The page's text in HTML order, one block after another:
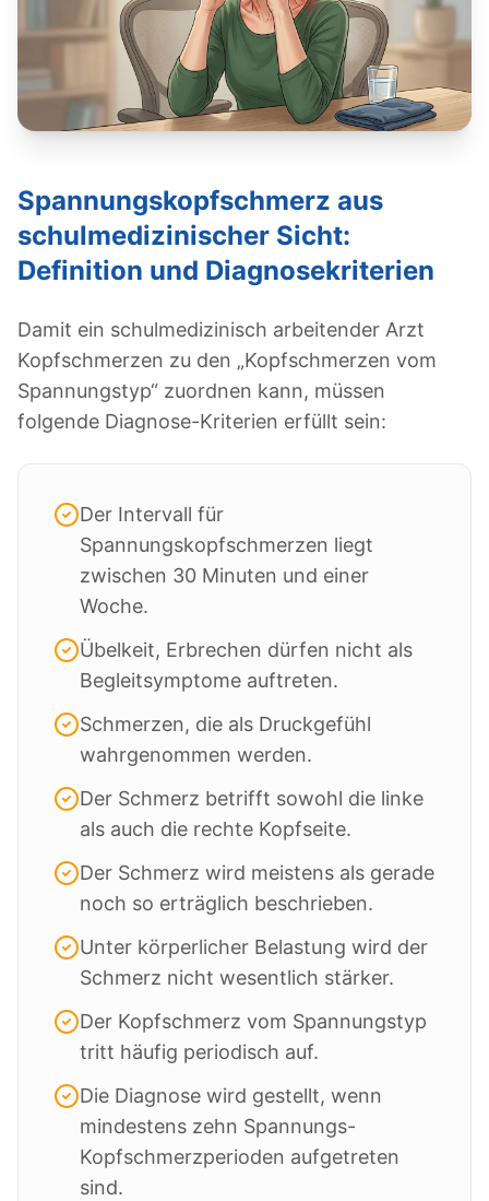
Spannungskopfschmerz aus
schulmedizinischer Sicht:
Definition und Diagnosekriterien
Damit ein schulmedizinisch arbeitender Arzt
Kopfschmerzen zu den „Kopfschmerzen vom
Spannungstyp“ zuordnen kann, müssen
folgende Diagnose-Kriterien erfüllt sein:
Der Intervall für
Spannungskopfschmerzen liegt
zwischen 30 Minuten und einer
Woche.
Übelkeit, Erbrechen dürfen nicht als
Begleitsymptome auftreten.
Schmerzen, die als Druckgefühl
wahrgenommen werden.
Der Schmerz betrifft sowohl die linke
als auch die rechte Kopfseite.
Der Schmerz wird meistens als gerade
noch so erträglich beschrieben.
Unter körperlicher Belastung wird der
Schmerz nicht wesentlich stärker.
Der Kopfschmerz vom Spannungstyp
tritt häufig periodisch auf.
Die Diagnose wird gestellt, wenn
mindestens zehn Spannungs-
Kopfschmerzperioden aufgetreten
sind.